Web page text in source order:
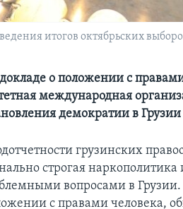
итогов октябрьских
о положении с
международная
демократии в Грузии
грузинских
строгая
вопросами в
с правами человека,